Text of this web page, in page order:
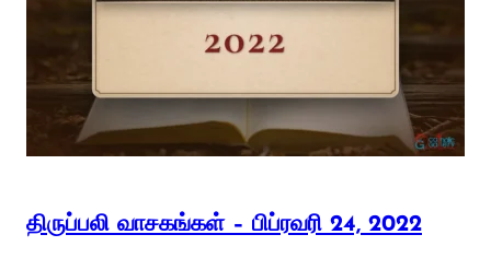
திருப்பலி வாசகங்கள் – பிப்ரவரி 24, 2022